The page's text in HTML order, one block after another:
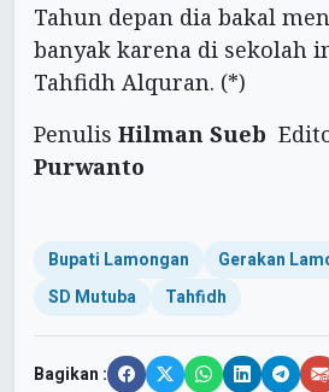
Tahun depan dia bakal
banyak karena di sekolah
Tahfidh Alquran. (*)
Penulis Hilman Sueb
Purwanto
Bupati Lamongan
Gerakan
SD Mutuba
Tahfidh
Bagikan :